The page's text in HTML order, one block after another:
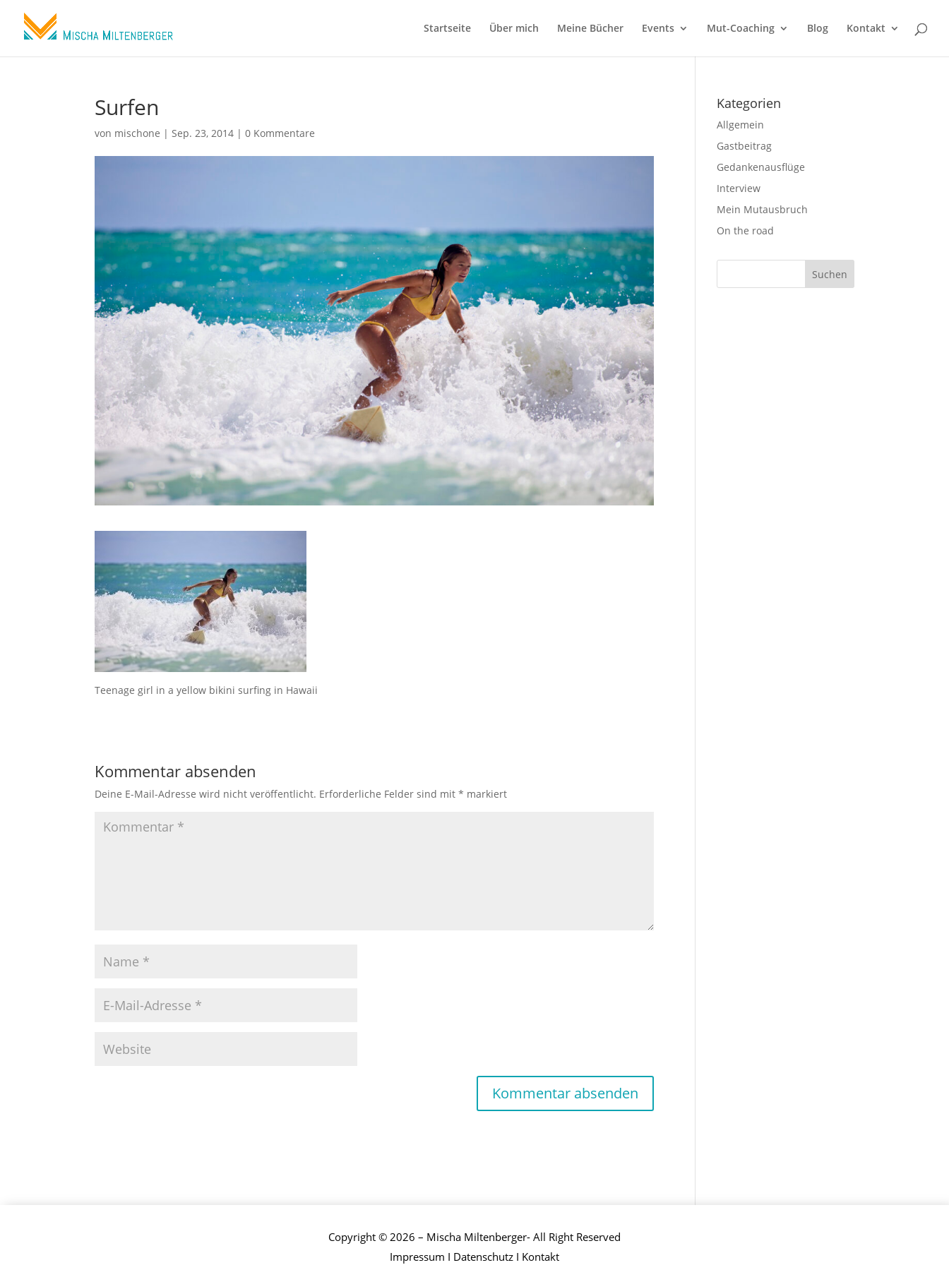
Startseite Über mich Meine Bücher Events Mut-Coaching Blog Kontakt
Surfen
von mischone |Sep. 23, 2014 |0 Kommentare
Teenage girl in a yellow bikini surfing in Hawaii
Kommentar absenden
Deine E-Mail-Adresse wird nicht veröffentlicht. Erforderliche Felder sind mit* markiert
Kategorien
Allgemein
Gastbeitrag
Gedankenausflüge
Interview
Mein Mutausbruch
On the road
Copyright © 2026 – Mischa Miltenberger- All Right Reserved
Impressum I DatenschutzI Kontakt